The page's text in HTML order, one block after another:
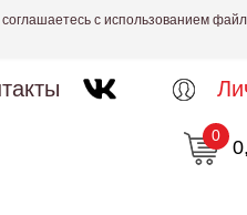
с использованием
0